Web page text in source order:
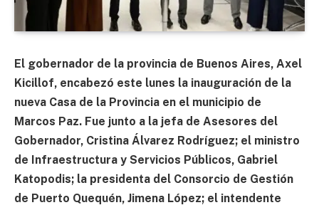
El gobernador de la provincia de Buenos Aires, Axel
Kicillof, encabezó este lunes la inauguración de la
nueva Casa de la Provincia en el municipio de
Marcos Paz. Fue junto a la jefa de Asesores del
Gobernador, Cristina Álvarez Rodríguez; el ministro
de Infraestructura y Servicios Públicos, Gabriel
Katopodis; la presidenta del Consorcio de Gestión
de Puerto Quequén, Jimena López; el intendente